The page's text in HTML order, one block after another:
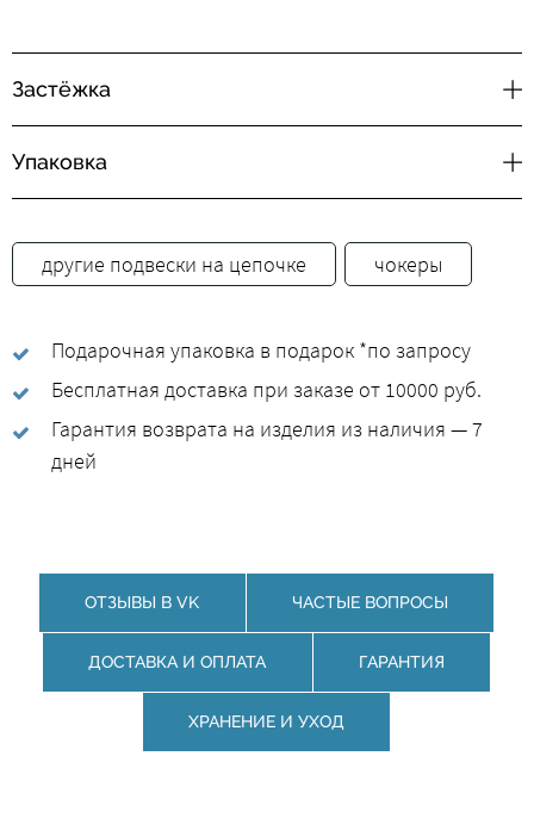
Застёжка
Упаковка
другие подвески на цепочке чокеры
Подарочная упаковка в подарок *по запросу
Бесплатная доставка при заказе от 10000 руб.
Гарантия возврата на изделия из наличия — 7
дней
ОТЗЫВЫ В VK ЧАСТЫЕ ВОПРОСЫ
ДОСТАВКА И ОПЛАТА ГАРАНТИЯ
ХРАНЕНИЕ И УХОД